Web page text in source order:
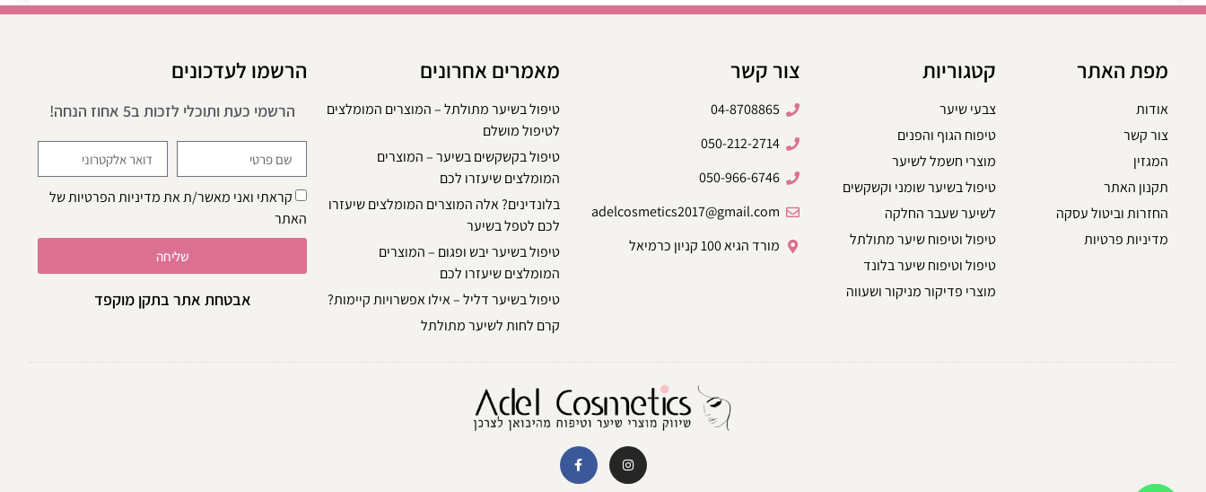
מפת האתר
אודות
צור קשר
המגזין
תקנון האתר
החזרות וביטול עסקה
מדיניות פרטיות
קטגוריות
צבעי שיער
טיפוח הגוף והפנים
מוצרי חשמל לשיער
טיפול בשיער שומני וקשקשים
לשיער שעבר החלקה
טיפול וטיפוח שיער מתולתל
טיפול וטיפוח שיער בלונד
מוצרי פדיקור מניקור ושעווה
צור קשר
04-8708865
050-212-2714
050-966-6746
adelcosmetics2017@gmail.com
מורד הגיא 100 קניון כרמיאל
מאמרים אחרונים
טיפול בשיער מתולתל – המוצרים המומלצים
לטיפול מושלם
טיפול בקשקשים בשיער – המוצרים
המומלצים שיעזרו לכם
בלונדינים? אלה המוצרים המומלצים שיעזרו
לכם לטפל בשיער
טיפול בשיער יבש ופגום – המוצרים
המומלצים שיעזרו לכם
טיפול בשיער דליל – אילו אפשרויות קיימות?
קרם לחות לשיער מתולתל
הרשמו לעדכונים
הרשמי כעת ותוכלי לזכות ב5 אחוז הנחה!
קראתי ואני מאשר/ת אתמדיניות הפרטיותשל
האתר
שליחה
אבטחת אתר בתקן מוקפד